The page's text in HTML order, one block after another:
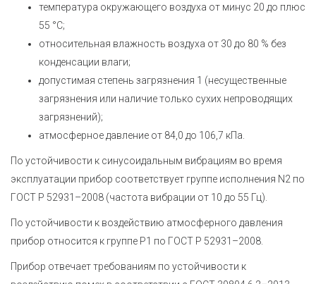
температура окружающего воздуха от минус 20 до плюс
55 °С;
относительная влажность воздуха от 30 до 80 % без
конденсации влаги;
допустимая степень загрязнения 1 (несущественные
загрязнения или наличие только сухих непроводящих
загрязнений);
атмосферное давление от 84,0 до 106,7 кПа.
По устойчивости к синусоидальным вибрациям во время
эксплуатации прибор соответствует группе исполнения N2 по
ГОСТ Р 52931–2008 (частота вибрации от 10 до 55 Гц).
По устойчивости к воздействию атмосферного давления
прибор относится к группе Р1 по ГОСТ Р 52931–2008.
Прибор отвечает требованиям по устойчивости к